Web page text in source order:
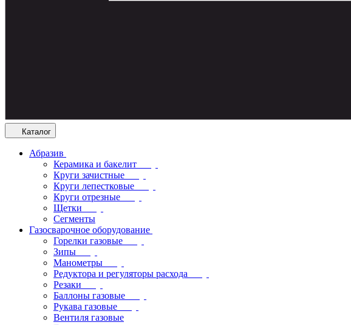
Каталог
Абразив
Керамика и бакелит
Круги зачистные
Круги лепестковые
Круги отрезные
Щетки
Сегменты
Газосварочное оборудование
Горелки газовые
Зипы
Манометры
Редуктора и регуляторы расхода
Резаки
Баллоны газовые
Рукава газовые
Вентиля газовые